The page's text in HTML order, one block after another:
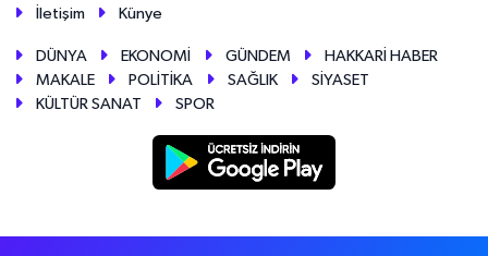
İletişim
Künye
DÜNYA EKONOMİ GÜNDEM
HAKKARİ HABER
MAKALE
POLİTİKA SAĞLIK
SİYASET
KÜLTÜR SANAT
SPOR